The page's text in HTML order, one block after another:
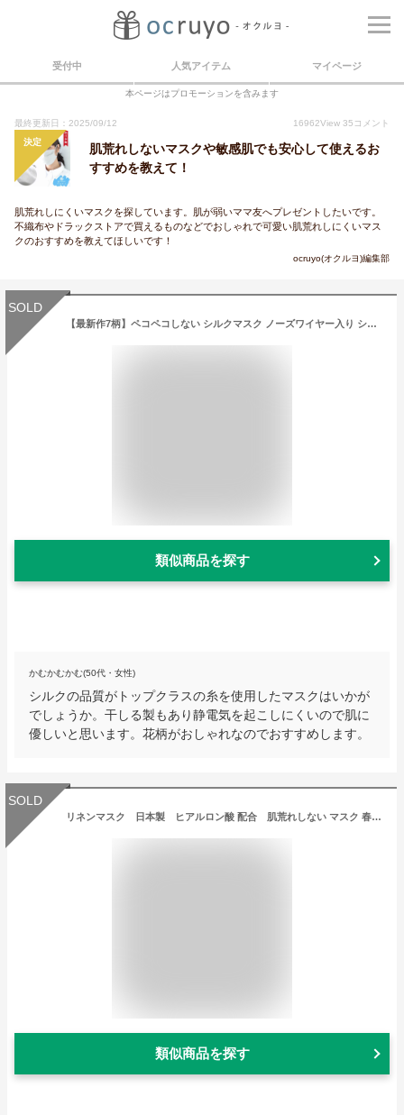
受付中 人気アイテム マイページ
本ページはプロモーションを含みます
最終更新日：2025/09/12 16962View 35 コメント
決定
肌荒れしないマスクや敏感肌でも安心して使えるお
すすめを教えて！
肌荒れしにくいマスクを探しています。肌が弱いママ友へプレゼントしたいです。
不織布やドラックストアで買えるものなどでおしゃれで可愛い肌荒れしにくいマス
クのおすすめを教えてほしいです！
ocruyo(オクルヨ)編集部
SOLD
【最新作7柄】ペコペコしない シルクマスク ノーズワイヤー入り シルクマスク おしゃれ 洗えるマスク 敏感肌 シルクマスク 立体 花粉 シルクマスク ニキビ シルク マスク 肌荒れ アトピー マスク荒れ お肌に優しい シルクマスク Mサイズ 小さめ マスク 13046
類似商品を探す
かむかむかむ(50代・女性)
シルクの品質がトップクラスの糸を使用したマスクはいかが
でしょうか。干しる製もあり静電気を起こしにくいので肌に
優しいと思います。花柄がおしゃれなのでおすすめします。
SOLD
リネンマスク 日本製 ヒアルロン酸 配合 肌荒れしない マスク 春夏 花粉症 敏感肌 抗菌 防臭 息苦しくない 長さ調節可能 リネン 麻 デザインマスク 洗える 速乾おしゃれ かわいい 大人 大きめ メンズ レディース ボタニークフォーク
類似商品を探す